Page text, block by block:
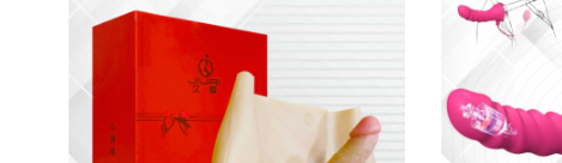
2 đầu dương vật giả đối xứng cho trải nghiệm
sẽ